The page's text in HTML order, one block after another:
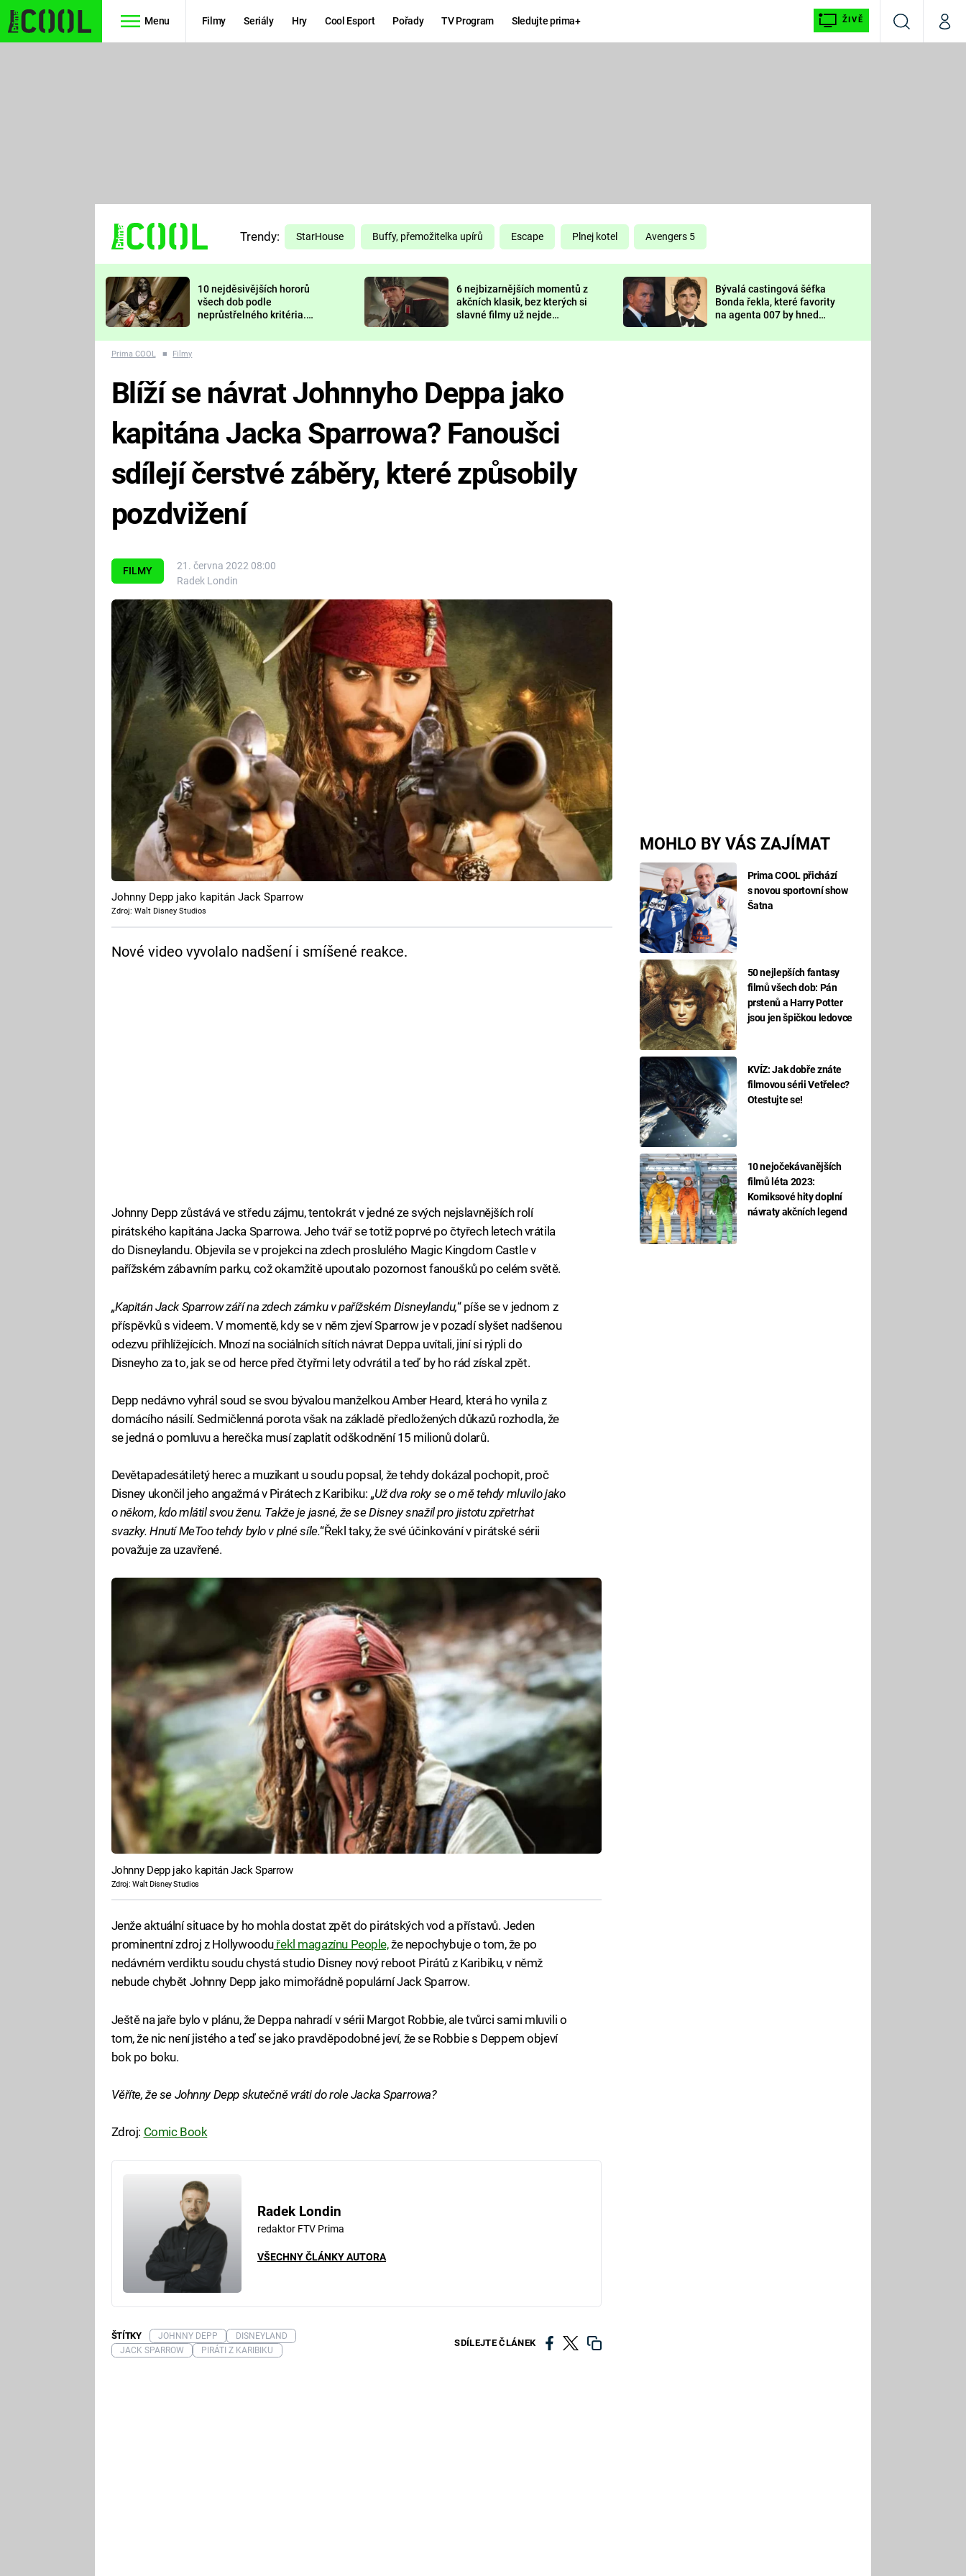
Menu Filmy Seriály Hry Cool Esport Pořady TV Program Sledujte prima+ ŽIVĚ
VyhledáváníMůj
TŘESKU
FUTURAMA
PREDÁTOR
DELIVERANCE
KOMEDIE
CHUCK
NORRIS
DEADPOOL
Prima LAJK
Sledujte nás
Trendy: StarHouse Buffy, přemožitelka upírů Escape Plnej kotel Avengers 5
10 nejděsivějších hororů
všech dob podle
neprůstřelného kritéria.
nejvíc zvednou tep?
6 nejbizarnějších momentů z
akčních klasik, bez kterých si
slavné filmy už nejde
Bývalá castingová šéfka
Bonda řekla, které favority
na agenta 007 by hned
Prima COOL ■ Filmy
FILMY
21. června 2022 08:00
Radek Londin
MOHLO BY VÁS ZAJÍMAT
Prima COOL přichází
s novou sportovní show
Šatna
50 nejlepších fantasy
filmů všech dob: Pán
prstenů a Harry Potter
jsou jen špičkou ledovce
KVÍZ: Jak dobře znáte
filmovou sérii Vetřelec?
Otestujte se!
10 nejočekávanějších
filmů léta 2023:
Komiksové hity doplní
návraty akčních legend
Blíží se návrat Johnnyho Deppa jako
kapitána Jacka Sparrowa? Fanoušci
sdílejí čerstvé záběry, které způsobily
pozdvižení
Johnny Depp jako kapitán Jack Sparrow
Zdroj: Walt Disney Studios
Nové video vyvolalo nadšení i smíšené reakce.
Johnny Depp zůstává ve středu zájmu, tentokrát v jedné ze svých nejslavnějších rolí
pirátského kapitána Jacka Sparrowa. Jeho tvář se totiž poprvé po čtyřech letech vrátila
do Disneylandu. Objevila se v projekci na zdech proslulého Magic Kingdom Castle v
pařížském zábavním parku, což okamžitě upoutalo pozornost fanoušků po celém světě.
„Kapitán Jack Sparrow září na zdech zámku v pařížském Disneylandu,“ píše se v jednom z
příspěvků s videem. V momentě, kdy se v něm zjeví Sparrow je v pozadí slyšet nadšenou
odezvu přihlížejících. Mnozí na sociálních sítích návrat Deppa uvítali, jiní si rýpli do
Disneyho za to, jak se od herce před čtyřmi lety odvrátil a teď by ho rád získal zpět.
Depp nedávno vyhrál soud se svou bývalou manželkou Amber Heard, která ho vynila z
domácího násilí. Sedmičlenná porota však na základě předložených důkazů rozhodla, že
se jedná o pomluvu a herečka musí zaplatit odškodnění 15 milionů dolarů.
Devětapadesátiletý herec a muzikant u soudu popsal, že tehdy dokázal pochopit, proč
Disney ukončil jeho angažmá v Pirátech z Karibiku: „Už dva roky se o mě tehdy mluvilo jako
o někom, kdo mlátil svou ženu. Takže je jasné, že se Disney snažil pro jistotu zpřetrhat
svazky. Hnutí MeToo tehdy bylo v plné síle.“Řekl taky, že své účinkování v pirátské sérii
považuje za uzavřené.
Johnny Depp jako kapitán Jack Sparrow
Zdroj: Walt Disney Studios
Jenže aktuální situace by ho mohla dostat zpět do pirátských vod a přístavů. Jeden
prominentní zdroj z Hollywooduřekl magazínu People,že nepochybuje o tom, že po
nedávném verdiktu soudu chystá studio Disney nový reboot Pirátů z Karibiku, v němž
nebude chybět Johnny Depp jako mimořádně populární Jack Sparrow.
Ještě na jaře bylo v plánu, že Deppa nahradí v sérii Margot Robbie, ale tvůrci sami mluvili o
tom, že nic není jistého a teď se jako pravděpodobné jeví, že se Robbie s Deppem objeví
bok po boku.
Věříte, že se Johnny Depp skutečně vráti do role Jacka Sparrowa?
Zdroj: Comic Book
Radek Londin
redaktor FTV Prima
VŠECHNY ČLÁNKY AUTORA
SDÍLEJTE ČLÁNEK
ŠTÍTKY JOHNNY DEPP
DISNEYLAND
JACK SPARROW
PIRÁTI Z KARIBIKU